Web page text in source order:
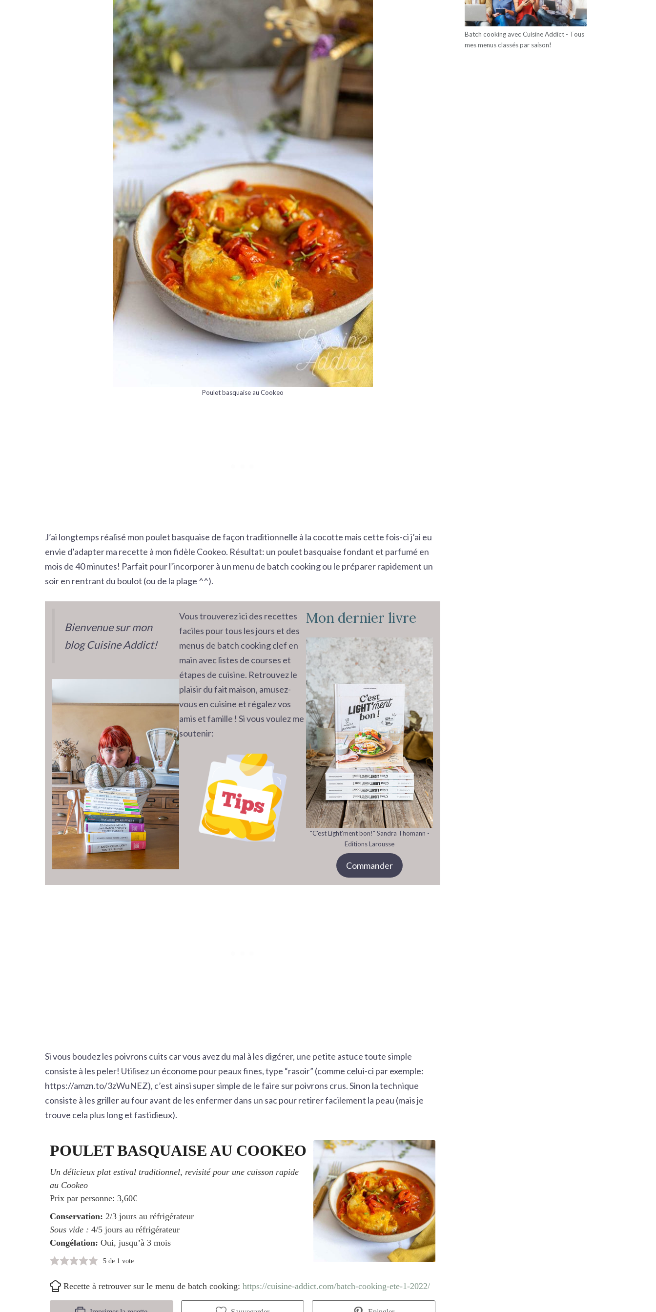
Poulet basquaise au Cookeo
J’ai longtemps réalisé mon poulet basquaise de façon traditionnelle à la cocotte mais cette fois-ci j’ai eu
envie d’adapter ma recette à mon fidèle Cookeo. Résultat: un poulet basquaise fondant et parfumé en
mois de 40 minutes! Parfait pour l’incorporer à un menu de batch cookingou le préparer rapidement un
soir en rentrant du boulot (ou de la plage ^^).
Bienvenue sur mon
blog Cuisine Addict!
Vous trouverez ici des recettes
faciles pour tous les jours et des
menus de batch cooking clef en
main avec listes de courses et
étapes de cuisine. Retrouvez le
plaisir du fait maison, amusez-
vous en cuisine et régalez vos
amis et famille ! Si vous voulez me
soutenir:
Mon dernier livre
"C'est Light'ment bon!" Sandra Thomann -
Editions Larousse
Commander
Si vous boudez les poivrons cuits car vous avez du mal à les digérer, une petite astuce toute simple
consiste à les peler! Utilisez un économe pour peaux fines, type “rasoir” (comme celui-ci par exemple:
https://amzn.to/3zWuNEZ), c’est ainsi super simple de le faire sur poivrons crus. Sinon la technique
consiste à les griller au four avant de les enfermer dans un sac pour retirer facilement la peau (mais je
trouve cela plus long et fastidieux).
POULET BASQUAISE AU COOKEO
Un délicieux plat estival traditionnel, revisité pour une cuisson rapide
au Cookeo
Prix par personne: 3,60€
Conservation: 2/3 jours au réfrigérateur
Sous vide : 4/5 jours au réfrigérateur
Congélation: Oui, jusqu’à 3 mois
5de 1 vote
Recette à retrouver sur le menu de batch cooking:https://cuisine-addict.com/batch-cooking-ete-1-2022/
Batch cooking avec Cuisine Addict - Tous
mes menus classés par saison!